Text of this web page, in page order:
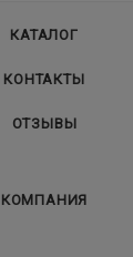
КАТАЛОГ
КОНТАКТЫ
ОТЗЫВЫ
КОМПАНИЯ